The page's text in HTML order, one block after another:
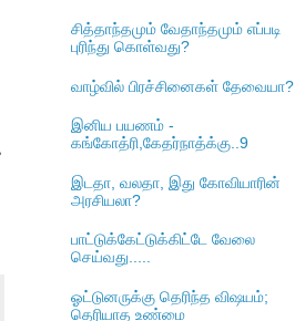
சித்தாந்தமும் வேதாந்தமும் எப்படி
புரிந்து கொள்வது?
வாழ்வில் பிரச்சினைகள் தேவையா?
இனிய பயணம் -
கங்கோத்ரி,கேதர்நாத்க்கு..9
இடதா, வலதா, இது கோவியாரின்
அரசியலா?
பாட்டுக்கேட்டுக்கிட்டே வேலை
செய்வது.....
ஓட்டுனருக்கு தெரிந்த விஷயம்;
தெரியாத உண்மை